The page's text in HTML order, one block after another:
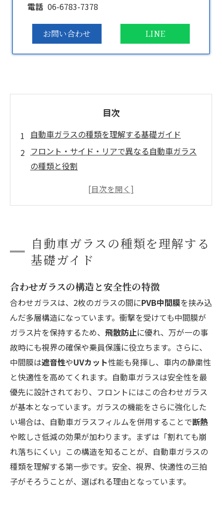
電話 06-6783-7378
お問い合わせ LINE
目次
自動車ガラスの種類を理解する基礎ガイド
フロント・サイド・リアで異なる自動車ガラス
の種類と役割
刻印と記号で自動車ガラスの種類を見分ける方
会社概要
自動車ガラスの種類を理解する
基礎ガイド
合わせガラスの構造と安全性の特徴
合わせガラスは、2枚のガラスの間にPVB中間膜を挟み込
んだ多層構造になっています。衝撃を受けても中間膜が
ガラス片を保持するため、 飛散防止に優れ、万が一の事
故時にも視界の確保や乗員保護に役立ちます。さらに、
中間膜は遮音性やUVカット性能も発揮し、車内の静粛性
と快適性を高めてくれます。自動車ガラスは安全性を最
優先に設計されており、フロントにはこの合わせガラス
が基本となっています。ガラスの機能をさらに強化した
い場合は、自動車ガラスフィルムを併用することで断熱
や眩しさ低減の効果が加わります。まずは「割れても崩
れ落ちにくい」この構造を知ることが、自動車ガラスの
種類を理解する第一歩です。安全、視界、快適性の三拍
子がそろうことが、選ばれる理由となっています。